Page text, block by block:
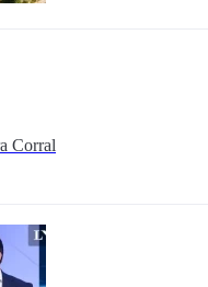
Corral